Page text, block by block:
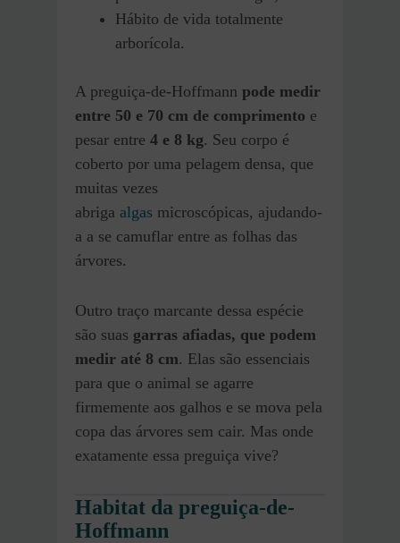
Hábito de vida totalmente
arborícola.
A preguiça-de-Hoffmann pode medir
entre 50 e 70 cm de comprimento e
pesar entre 4 e 8 kg. Seu corpo é
coberto por uma pelagem densa, que
muitas vezes
abriga algas microscópicas, ajudando-
a a se camuflar entre as folhas das
árvores.
Outro traço marcante dessa espécie
são suas garras afiadas, que podem
medir até 8 cm. Elas são essenciais
para que o animal se agarre
firmemente aos galhos e se mova pela
copa das árvores sem cair. Mas onde
exatamente essa preguiça vive?
Habitat da preguiça-de-
Hoffmann